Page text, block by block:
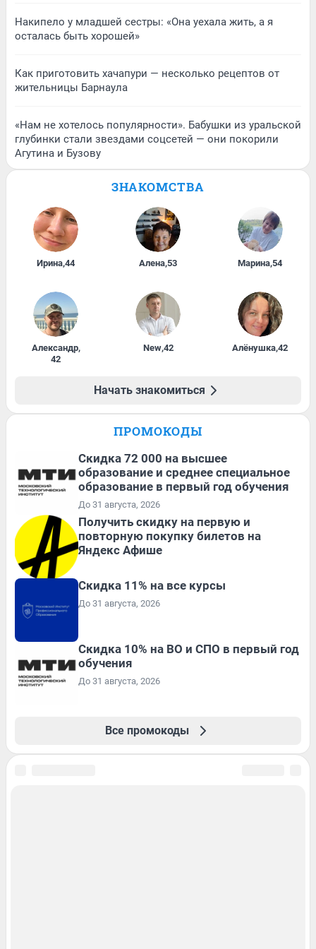
Накипело у младшей сестры: «Она уехала жить, а я
осталась быть хорошей»
Как приготовить хачапури — несколько рецептов от
жительницы Барнаула
«Нам не хотелось популярности». Бабушки из уральской
глубинки стали звездами соцсетей — они покорили
Агутина и Бузову
ЗНАКОМСТВА
Ирина,44 Алена,53 Марина,54
Александр,
42
New,42 Алёнушка,42
Начать знакомиться
ПРОМОКОДЫ
Скидка 72 000 на высшее
образование и среднее специальное
образование в первый год обучения
До 31 августа, 2026
Получить скидку на первую и
повторную покупку билетов на
Яндекс Афише
Скидка 11% на все курсы
До 31 августа, 2026
Скидка 10% на ВО и СПО в первый год
обучения
До 31 августа, 2026
Все промокоды